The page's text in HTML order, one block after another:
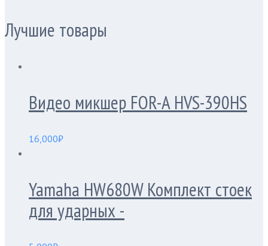
Лучшие товары
Видео микшер FOR-A HVS-390HS
16,000₽
Yamaha HW680W Комплект стоек
для ударных -